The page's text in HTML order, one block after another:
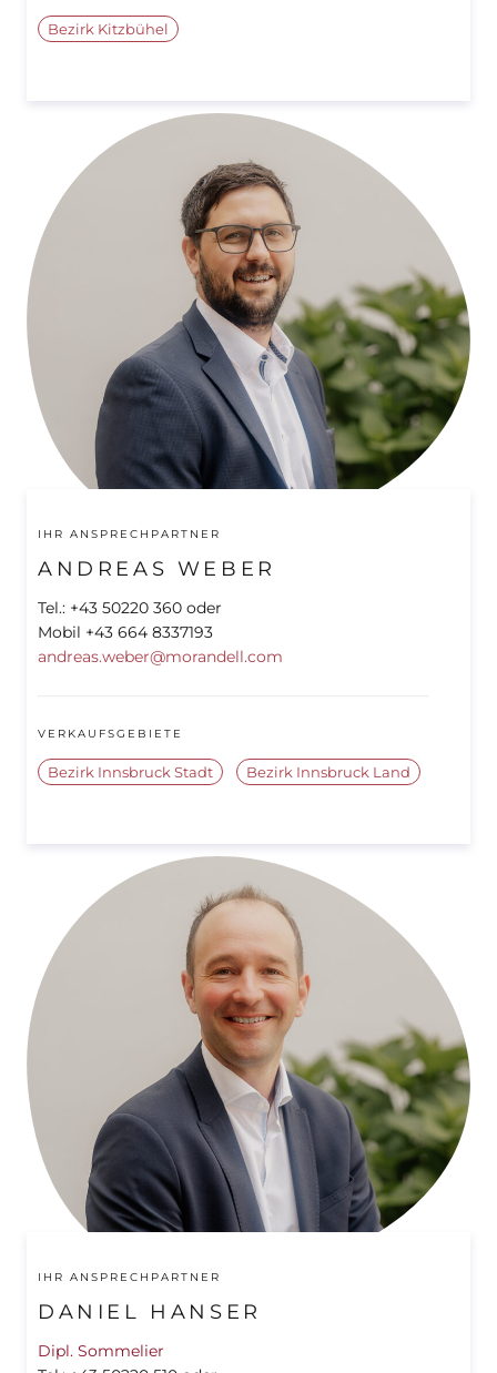
Bezirk Kitzbühel
IHR ANSPRECHPARTNER
ANDREAS WEBER
Tel.: +43 50220 360 oder
Mobil +43 664 8337193
andreas.weber@morandell.com
VERKAUFSGEBIETE
Bezirk Innsbruck Stadt Bezirk Innsbruck Land
IHR ANSPRECHPARTNER
DANIEL HANSER
Dipl. Sommelier